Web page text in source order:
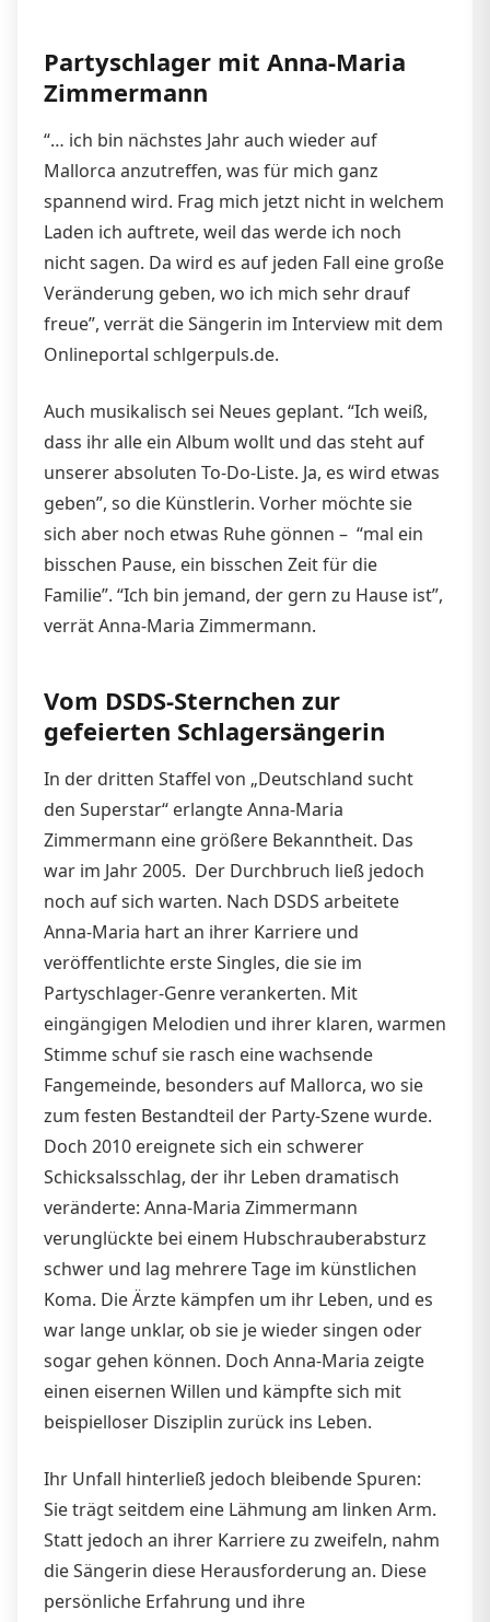
Partyschlager mit Anna-Maria
Zimmermann
“… ich bin nächstes Jahr auch wieder auf
Mallorca anzutreffen, was für mich ganz
spannend wird. Frag mich jetzt nicht in welchem
Laden ich auftrete, weil das werde ich noch
nicht sagen. Da wird es auf jeden Fall eine große
Veränderung geben, wo ich mich sehr drauf
freue”, verrät die Sängerin im Interview mit dem
Onlineportal schlgerpuls.de.
Auch musikalisch sei Neues geplant. “Ich weiß,
dass ihr alle ein Album wollt und das steht auf
unserer absoluten To-Do-Liste. Ja, es wird etwas
geben”, so die Künstlerin. Vorher möchte sie
sich aber noch etwas Ruhe gönnen – “mal ein
bisschen Pause, ein bisschen Zeit für die
Familie”. “Ich bin jemand, der gern zu Hause ist”,
verrät Anna-Maria Zimmermann.
Vom DSDS-Sternchen zur
gefeierten Schlagersängerin
In der dritten Staffel von „Deutschland sucht
den Superstar“ erlangte Anna-Maria
Zimmermann eine größere Bekanntheit. Das
war im Jahr 2005. Der Durchbruch ließ jedoch
noch auf sich warten. Nach DSDS arbeitete
Anna-Maria hart an ihrer Karriere und
veröffentlichte erste Singles, die sie im
Partyschlager-Genre verankerten. Mit
eingängigen Melodien und ihrer klaren, warmen
Stimme schuf sie rasch eine wachsende
Fangemeinde, besonders auf Mallorca, wo sie
zum festen Bestandteil der Party-Szene wurde.
Doch 2010 ereignete sich ein schwerer
Schicksalsschlag, der ihr Leben dramatisch
veränderte: Anna-Maria Zimmermann
verunglückte bei einem Hubschrauberabsturz
schwer und lag mehrere Tage im künstlichen
Koma. Die Ärzte kämpfen um ihr Leben, und es
war lange unklar, ob sie je wieder singen oder
sogar gehen können. Doch Anna-Maria zeigte
einen eisernen Willen und kämpfte sich mit
beispielloser Disziplin zurück ins Leben.
Ihr Unfall hinterließ jedoch bleibende Spuren:
Sie trägt seitdem eine Lähmung am linken Arm.
Statt jedoch an ihrer Karriere zu zweifeln, nahm
die Sängerin diese Herausforderung an. Diese
persönliche Erfahrung und ihre